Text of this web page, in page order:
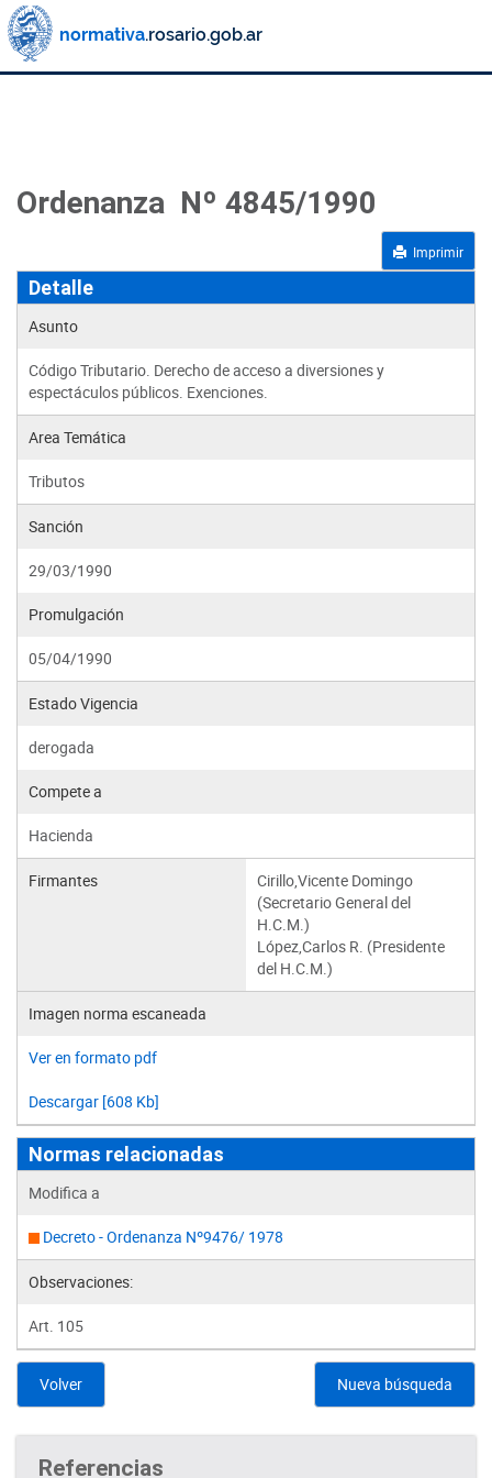
Ordenanza Nº 4845/1990
Imprimir
Detalle
Asunto
Código Tributario. Derecho de acceso a diversiones y
espectáculos públicos. Exenciones.
Area Temática
Tributos
Sanción
29/03/1990
Promulgación
05/04/1990
Estado Vigencia
derogada
Compete a
Hacienda
Firmantes
Cirillo,Vicente Domingo
(Secretario General del
H.C.M.)
López,Carlos R. (Presidente
del H.C.M.)
Imagen norma escaneada
Ver en formato pdf
Descargar [608 Kb]
Normas relacionadas
Modifica a
Decreto - Ordenanza Nº9476/ 1978
Observaciones:
Art. 105
Volver Nueva búsqueda
Referencias